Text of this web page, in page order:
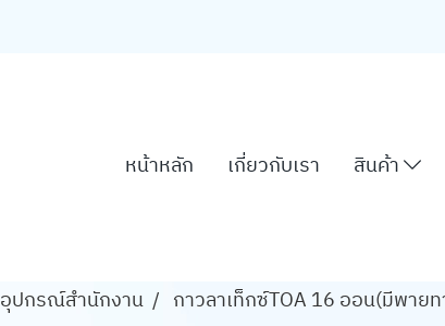
หน้าหลัก เกี่ยวกับเรา สินค้า
อุปกรณ์สำนักงาน กาวลาเท็กซ์TOA 16 ออน(มีพาย